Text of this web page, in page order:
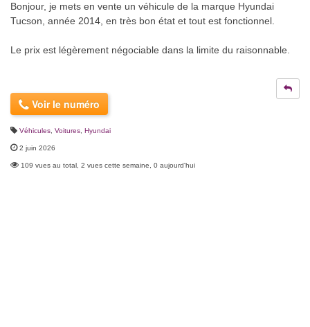
Bonjour, je mets en vente un véhicule de la marque Hyundai
Tucson, année 2014, en très bon état et tout est fonctionnel.
Le prix est légèrement négociable dans la limite du raisonnable.
Voir le numéro
Véhicules Voitures Hyundai
2 juin 2026
109 vues au total, 2 vues cette semaine, 0 aujourd'hui